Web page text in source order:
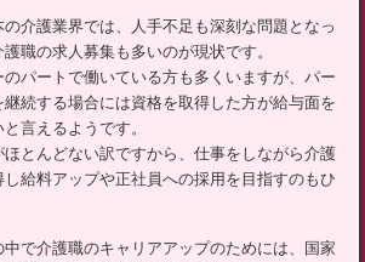
介護業界では、人手不足も深刻な問題となっ
職の求人募集も多いのが現状です。
パートで働いている方も多くいますが、パー
継続する場合には資格を取得した方が給与面を
言えるようです。
とんどない訳ですから、仕事をしながら介護
給料アップや正社員への採用を目指すのもひ
で介護職のキャリアアップのためには、国家